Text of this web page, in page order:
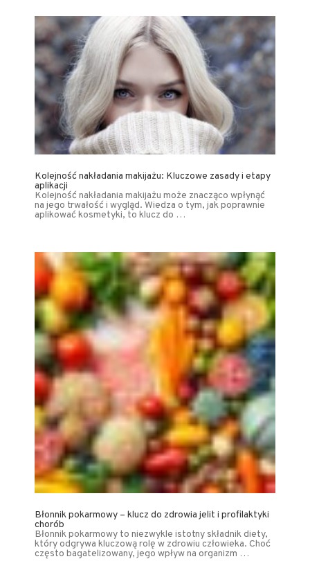
Kolejność nakładania makijażu: Kluczowe zasady i etapy
aplikacji
Kolejność nakładania makijażu może znacząco wpłynąć
na jego trwałość i wygląd. Wiedza o tym, jak poprawnie
aplikować kosmetyki, to klucz do …
Błonnik pokarmowy – klucz do zdrowia jelit i profilaktyki
chorób
Błonnik pokarmowy to niezwykle istotny składnik diety,
który odgrywa kluczową rolę w zdrowiu człowieka. Choć
często bagatelizowany, jego wpływ na organizm …